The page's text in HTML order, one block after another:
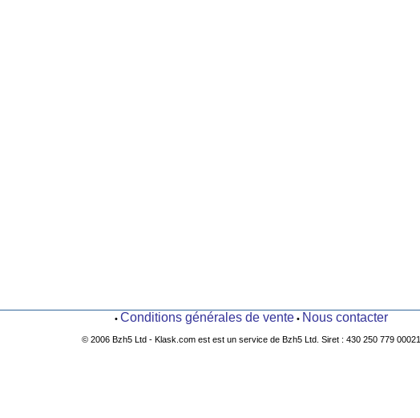
• Conditions générales de vente• Nous contacter
© 2006 Bzh5 Ltd - Klask.com est est un service de Bzh5 Ltd. Siret : 430 250 779 00021